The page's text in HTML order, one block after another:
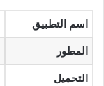
اسم التطبيق
المطور
التحميل